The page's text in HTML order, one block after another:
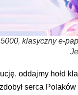
klasyczny e-
oddajmy hołd
serca Polaków